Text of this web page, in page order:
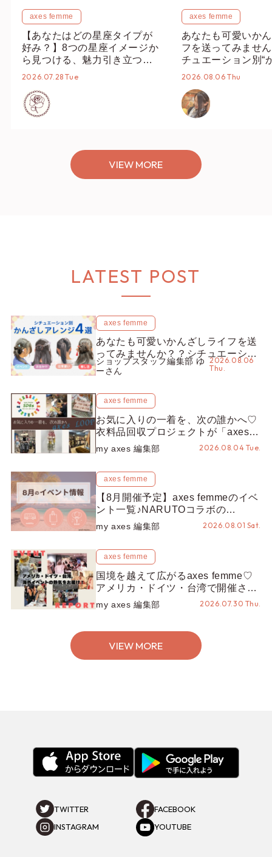
axes femme
【あなたはどの星座タイプが
好み？】8つの星座イメージか
ら見つける、魅力引き立つス
タイリング♡
2026.07.28 Tue
axes femme
あなたも可愛いか
フを送ってみませ
チュエーション別“
オススメ【ショッ
2026.08.06 Thu
VIEW MORE
LATEST POST
axes femme
あなたも可愛いかんざしライフを送
ってみませんか？？シチュエーショ
ン別“かんざし”のオススメ【ショッ
プスタッフ編集部】
ショップスタッフ編集部 ゆ
ーさん
2026.08.06
Thu.
axes femme
お気に入りの一着を、次の誰かへ♡
衣料品回収プロジェクトが「axes
LOOP」にアップデート！活用する
とポイントが手に入る◎
my axes 編集部 2026.08.04 Tue.
axes femme
【8月開催予定】axes femmeのイベ
ント一覧♪NARUTOコラボの
REZEN POPUPから、プチYour
Stage.、ティーパーティまで！8月
my axes 編集部 2026.08.01 Sat.
axes femme
国境を越えて広がるaxes femme♡
アメリカ・ドイツ・台湾で開催され
たイベントをお届け！美沙子さんか
らのコメントも♬【海外イベントレ
my axes 編集部 2026.07.30 Thu.
VIEW MORE
TWITTER
FACEBOOK
INSTAGRAM
YOUTUBE